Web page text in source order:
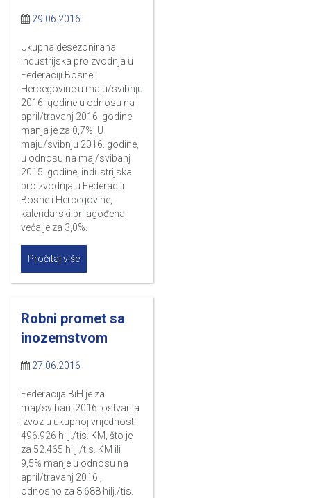
29.06.2016
Ukupna desezonirana
industrijska proizvodnja u
Federaciji Bosne i
Hercegovine u maju/svibnju
2016. godine u odnosu na
april/travanj 2016. godine,
manja je za 0,7%. U
maju/svibnju 2016. godine,
u odnosu na maj/svibanj
2015. godine, industrijska
proizvodnja u Federaciji
Bosne i Hercegovine,
kalendarski prilagođena,
veća je za 3,0%.
Pročitaj više
Robni promet sa
inozemstvom
27.06.2016
Federacija BiH je za
maj/svibanj 2016. ostvarila
izvoz u ukupnoj vrijednosti
496.926 hilj./tis. KM, što je
za 52.465 hilj./tis. KM ili
9,5% manje u odnosu na
april/travanj 2016.,
odnosno za 8.688 hilj./tis.